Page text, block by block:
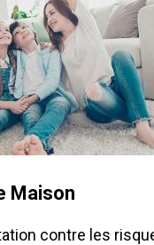
Maison
contre les